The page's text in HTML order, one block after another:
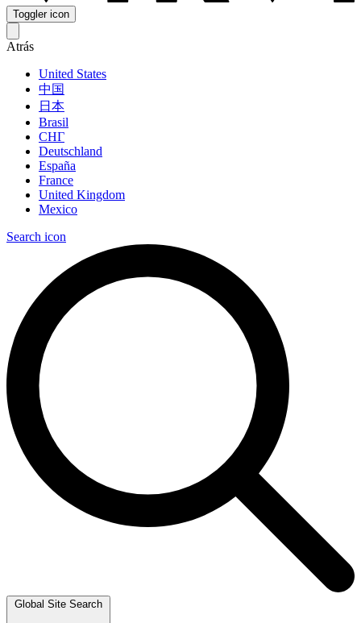
Toggler icon
Atrás
United States
中国
日本
Brasil
СНГ
Deutschland
España
France
United Kingdom
Mexico
Search icon
Global Site Search